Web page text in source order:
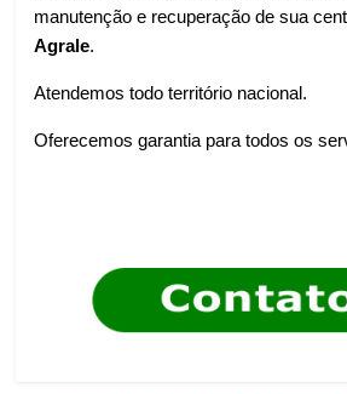
manutenção e recuperação de sua
Agrale.
Atendemos todo território nacional.
Oferecemos garantia para todos os